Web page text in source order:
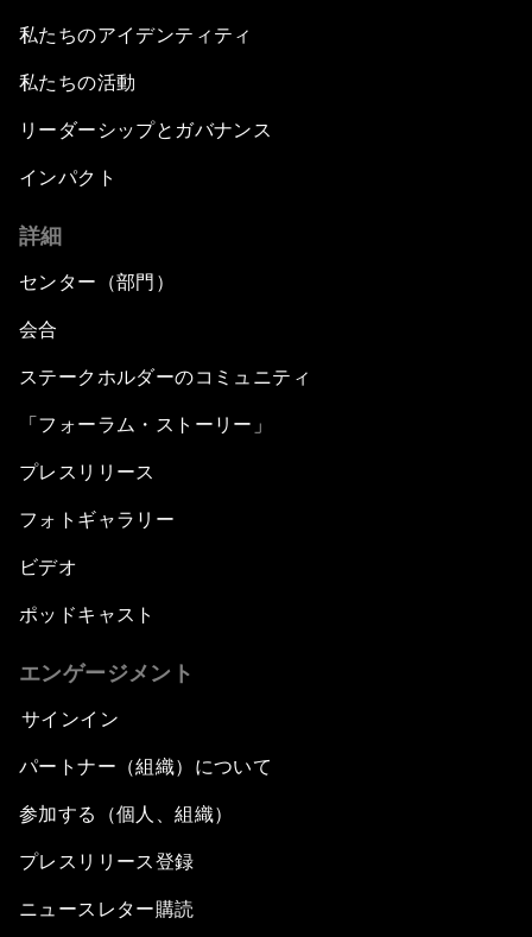
私たちのアイデンティティ
私たちの活動
リーダーシップとガバナンス
インパクト
詳細
センター（部門）
会合
ステークホルダーのコミュニティ
「フォーラム・ストーリー」
プレスリリース
フォトギャラリー
ビデオ
ポッドキャスト
エンゲージメント
サインイン
パートナー（組織）について
参加する（個人、組織）
プレスリリース登録
ニュースレター購読